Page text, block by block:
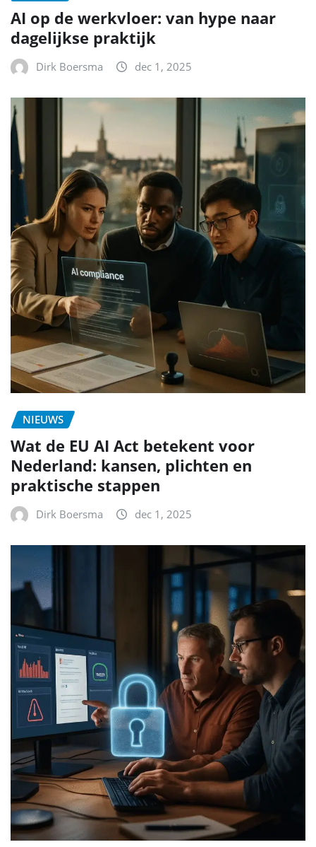
AI op de werkvloer: van hype naar
dagelijkse praktijk
Dirk Boersma dec 1, 2025
NIEUWS
Wat de EU AI Act betekent voor
Nederland: kansen, plichten en
praktische stappen
Dirk Boersma dec 1, 2025